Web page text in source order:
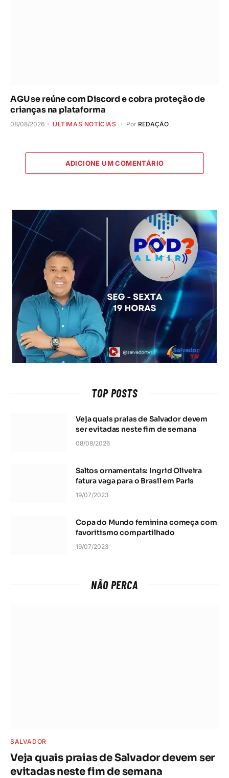
AGU se reúne com Discord e cobra proteção de
crianças na plataforma
08/08/2026 ÚLTIMAS NOTÍCIAS Por REDAÇÃO
ADICIONE UM COMENTÁRIO
TOP POSTS
Veja quais praias de Salvador devem
ser evitadas neste fim de semana
08/08/2026
Saltos ornamentais: Ingrid Oliveira
fatura vaga para o Brasil em Paris
19/07/2023
Copa do Mundo feminina começa com
favoritismo compartilhado
19/07/2023
NÃO PERCA
SALVADOR
Veja quais praias de Salvador devem ser
evitadas neste fim de semana